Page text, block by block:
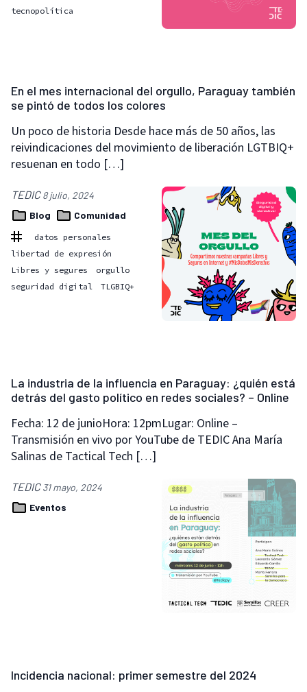
tecnopolítica
En el mes internacional del orgullo, Paraguay también
se pintó de todos los colores
Un poco de historia Desde hace más de 50 años, las
reivindicaciones del movimiento de liberación LGTBIQ+
resuenan en todo […]
TEDIC8 julio, 2024
Blog
Comunidad
datos personales
libertad de expresión
Libres y segures
orgullo
seguridad digital
TLGBIQ+
La industria de la influencia en Paraguay: ¿quién está
detrás del gasto político en redes sociales? – Online
Fecha: 12 de junioHora: 12pmLugar: Online –
Transmisión en vivo por YouTube de TEDIC Ana María
Salinas de Tactical Tech […]
TEDIC31 mayo, 2024
Eventos
Incidencia nacional: primer semestre del 2024